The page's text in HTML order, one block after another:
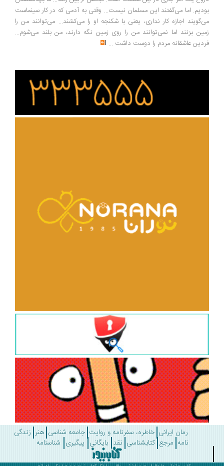
اما می‌گفتند این مسلمان نیست... وقتی به آدمی که در کار سینماست
اجازه کار نداری، یعنی با شکنجه او را می‌کشند... می‌توانند من را
بزنند اما نمی‌توانند من را روی زمین نگه دارند، من بلند می‌شوم...
عاشقانه مردم را دوست داشت ...
رمان ایرانی خاطره، سفرنامه و روایت جامعه شناسی هنر زندگی
مرجع کتابشناسی نقد بایگانی پیگیری شناسنامه